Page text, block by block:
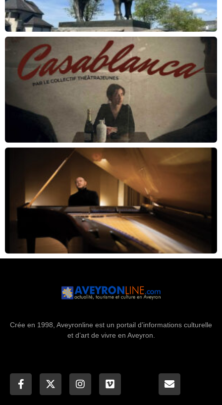
Crée en 1998, Aveyronline est un portail d’informations culturelle
et d’art de vivre en Aveyron.